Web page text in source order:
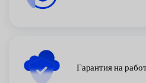
Гарантия на